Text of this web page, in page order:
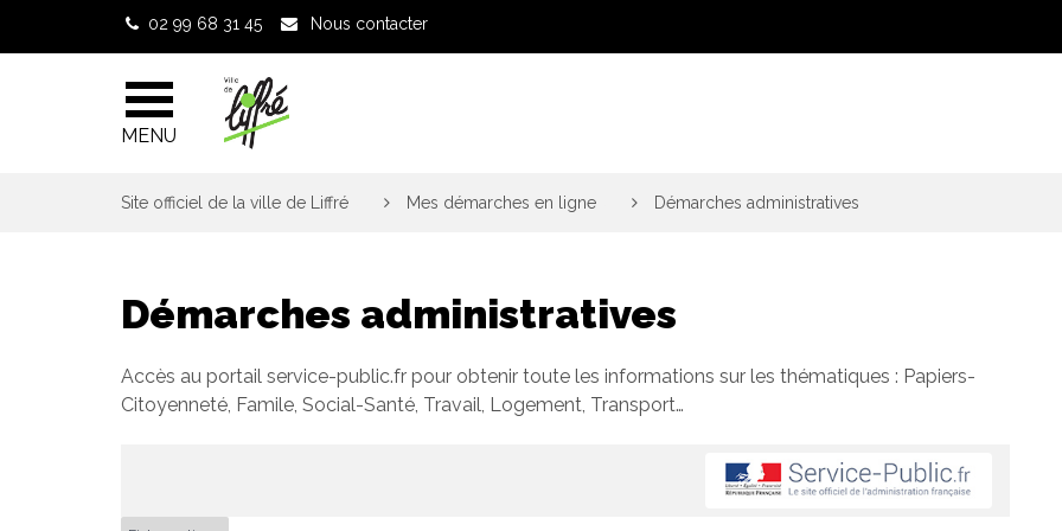
02 99 68 31 45 Nous contacter
MENU
Site officiel de la ville de Liffré Mes démarches en ligne Démarches administratives
Démarches administratives
Accès au portail service-public.fr pour obtenir toute les informations sur les thématiques : Papiers-
Citoyenneté, Famile, Social-Santé, Travail, Logement, Transport…